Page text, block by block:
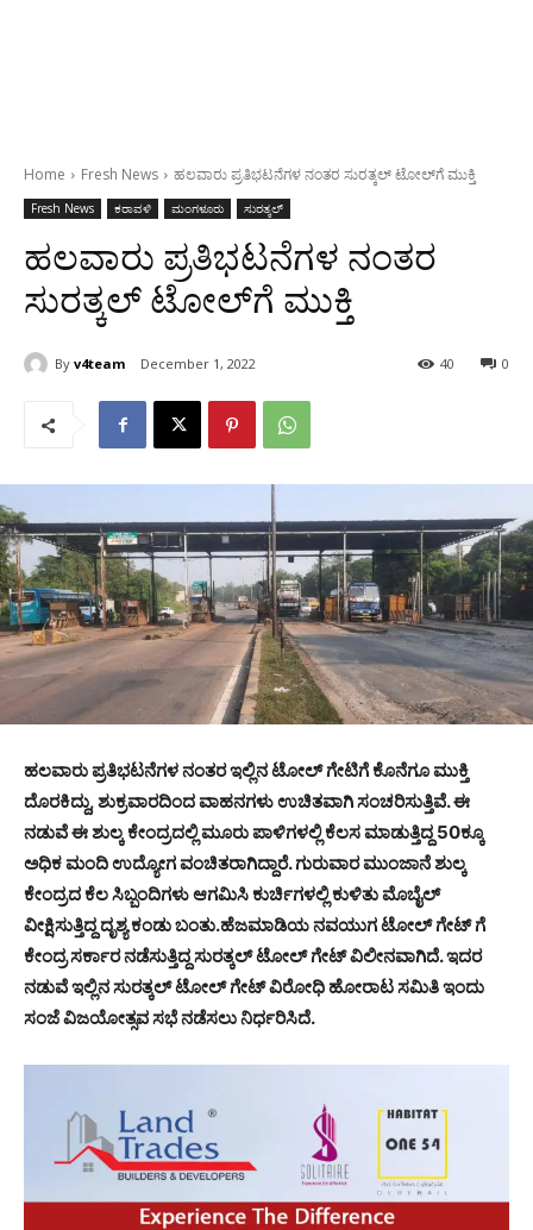
Home Fresh News ಹಲವಾರು ಪ್ರತಿಭಟನೆಗಳ ನಂತರ ಸುರತ್ಕಲ್ ಟೋಲ್‍ಗೆ ಮುಕ್ತಿ
Fresh News ಕರಾವಳಿ ಮಂಗಳೂರು ಸುರತ್ಕಲ್
ಹಲವಾರು ಪ್ರತಿಭಟನೆಗಳ ನಂತರ
ಸುರತ್ಕಲ್ ಟೋಲ್‍ಗೆ ಮುಕ್ತಿ
By v4team December 1, 2022 0
40
ಹಲವಾರು ಪ್ರತಿಭಟನೆಗಳ ನಂತರ ಇಲ್ಲಿನ ಟೋಲ್ ಗೇಟಿಗೆ ಕೊನೆಗೂ ಮುಕ್ತಿ
ದೊರಕಿದ್ದು, ಶುಕ್ರವಾರದಿಂದ ವಾಹನಗಳು ಉಚಿತವಾಗಿ ಸಂಚರಿಸುತ್ತಿವೆ. ಈ
ನಡುವೆ ಈ ಶುಲ್ಕ ಕೇಂದ್ರದಲ್ಲಿ ಮೂರು ಪಾಳಿಗಳಲ್ಲಿ ಕೆಲಸ ಮಾಡುತ್ತಿದ್ದ 50ಕ್ಕೂ
ಅಧಿಕ ಮಂದಿ ಉದ್ಯೋಗ ವಂಚಿತರಾಗಿದ್ದಾರೆ. ಗುರುವಾರ ಮುಂಜಾನೆ ಶುಲ್ಕ
ಕೇಂದ್ರದ ಕೆಲ ಸಿಬ್ಬಂದಿಗಳು ಆಗಮಿಸಿ ಕುರ್ಚಿಗಳಲ್ಲಿ ಕುಳಿತು ಮೊಬೈಲ್
ವೀಕ್ಷಿಸುತ್ತಿದ್ದ ದೃಶ್ಯ ಕಂಡು ಬಂತು.ಹೆಜಮಾಡಿಯ ನವಯುಗ ಟೋಲ್ ಗೇಟ್ ಗೆ
ಕೇಂದ್ರ ಸರ್ಕಾರ ನಡೆಸುತ್ತಿದ್ದ ಸುರತ್ಕಲ್ ಟೋಲ್ ಗೇಟ್ ವಿಲೀನವಾಗಿದೆ. ಇದರ
ನಡುವೆ ಇಲ್ಲಿನ ಸುರತ್ಕಲ್ ಟೋಲ್ ಗೇಟ್ ವಿರೋಧಿ ಹೋರಾಟ ಸಮಿತಿ ಇಂದು
ಸಂಜೆ ವಿಜಯೋತ್ಸವ ಸಭೆ ನಡೆಸಲು ನಿರ್ಧರಿಸಿದೆ.